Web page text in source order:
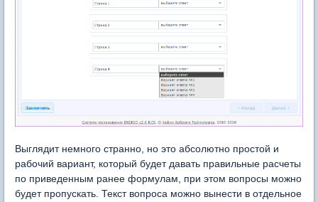
Выглядит немного странно, но это абсолютно простой и
рабочий вариант, который будет давать правильные расчеты
по приведенным ранее формулам, при этом вопросы можно
будет пропускать. Текст вопроса можно вынести в отдельное